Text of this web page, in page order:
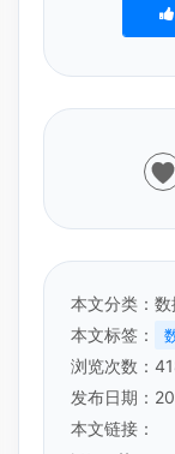
本文分类： 数
本文标签：
浏览次数：
发布日期：
本文链接：